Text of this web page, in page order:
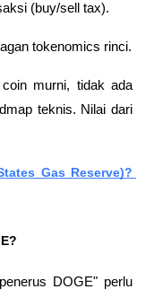
(buy/sell tax).
tokenomics rinci.
murni, tidak ada
teknis. Nilai dari
Gas Reserve)?
DOGE" perlu